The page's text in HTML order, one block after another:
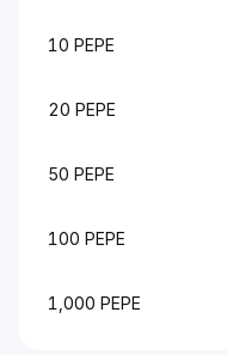
10 PEPE
20 PEPE
50 PEPE
100 PEPE
1,000 PEPE